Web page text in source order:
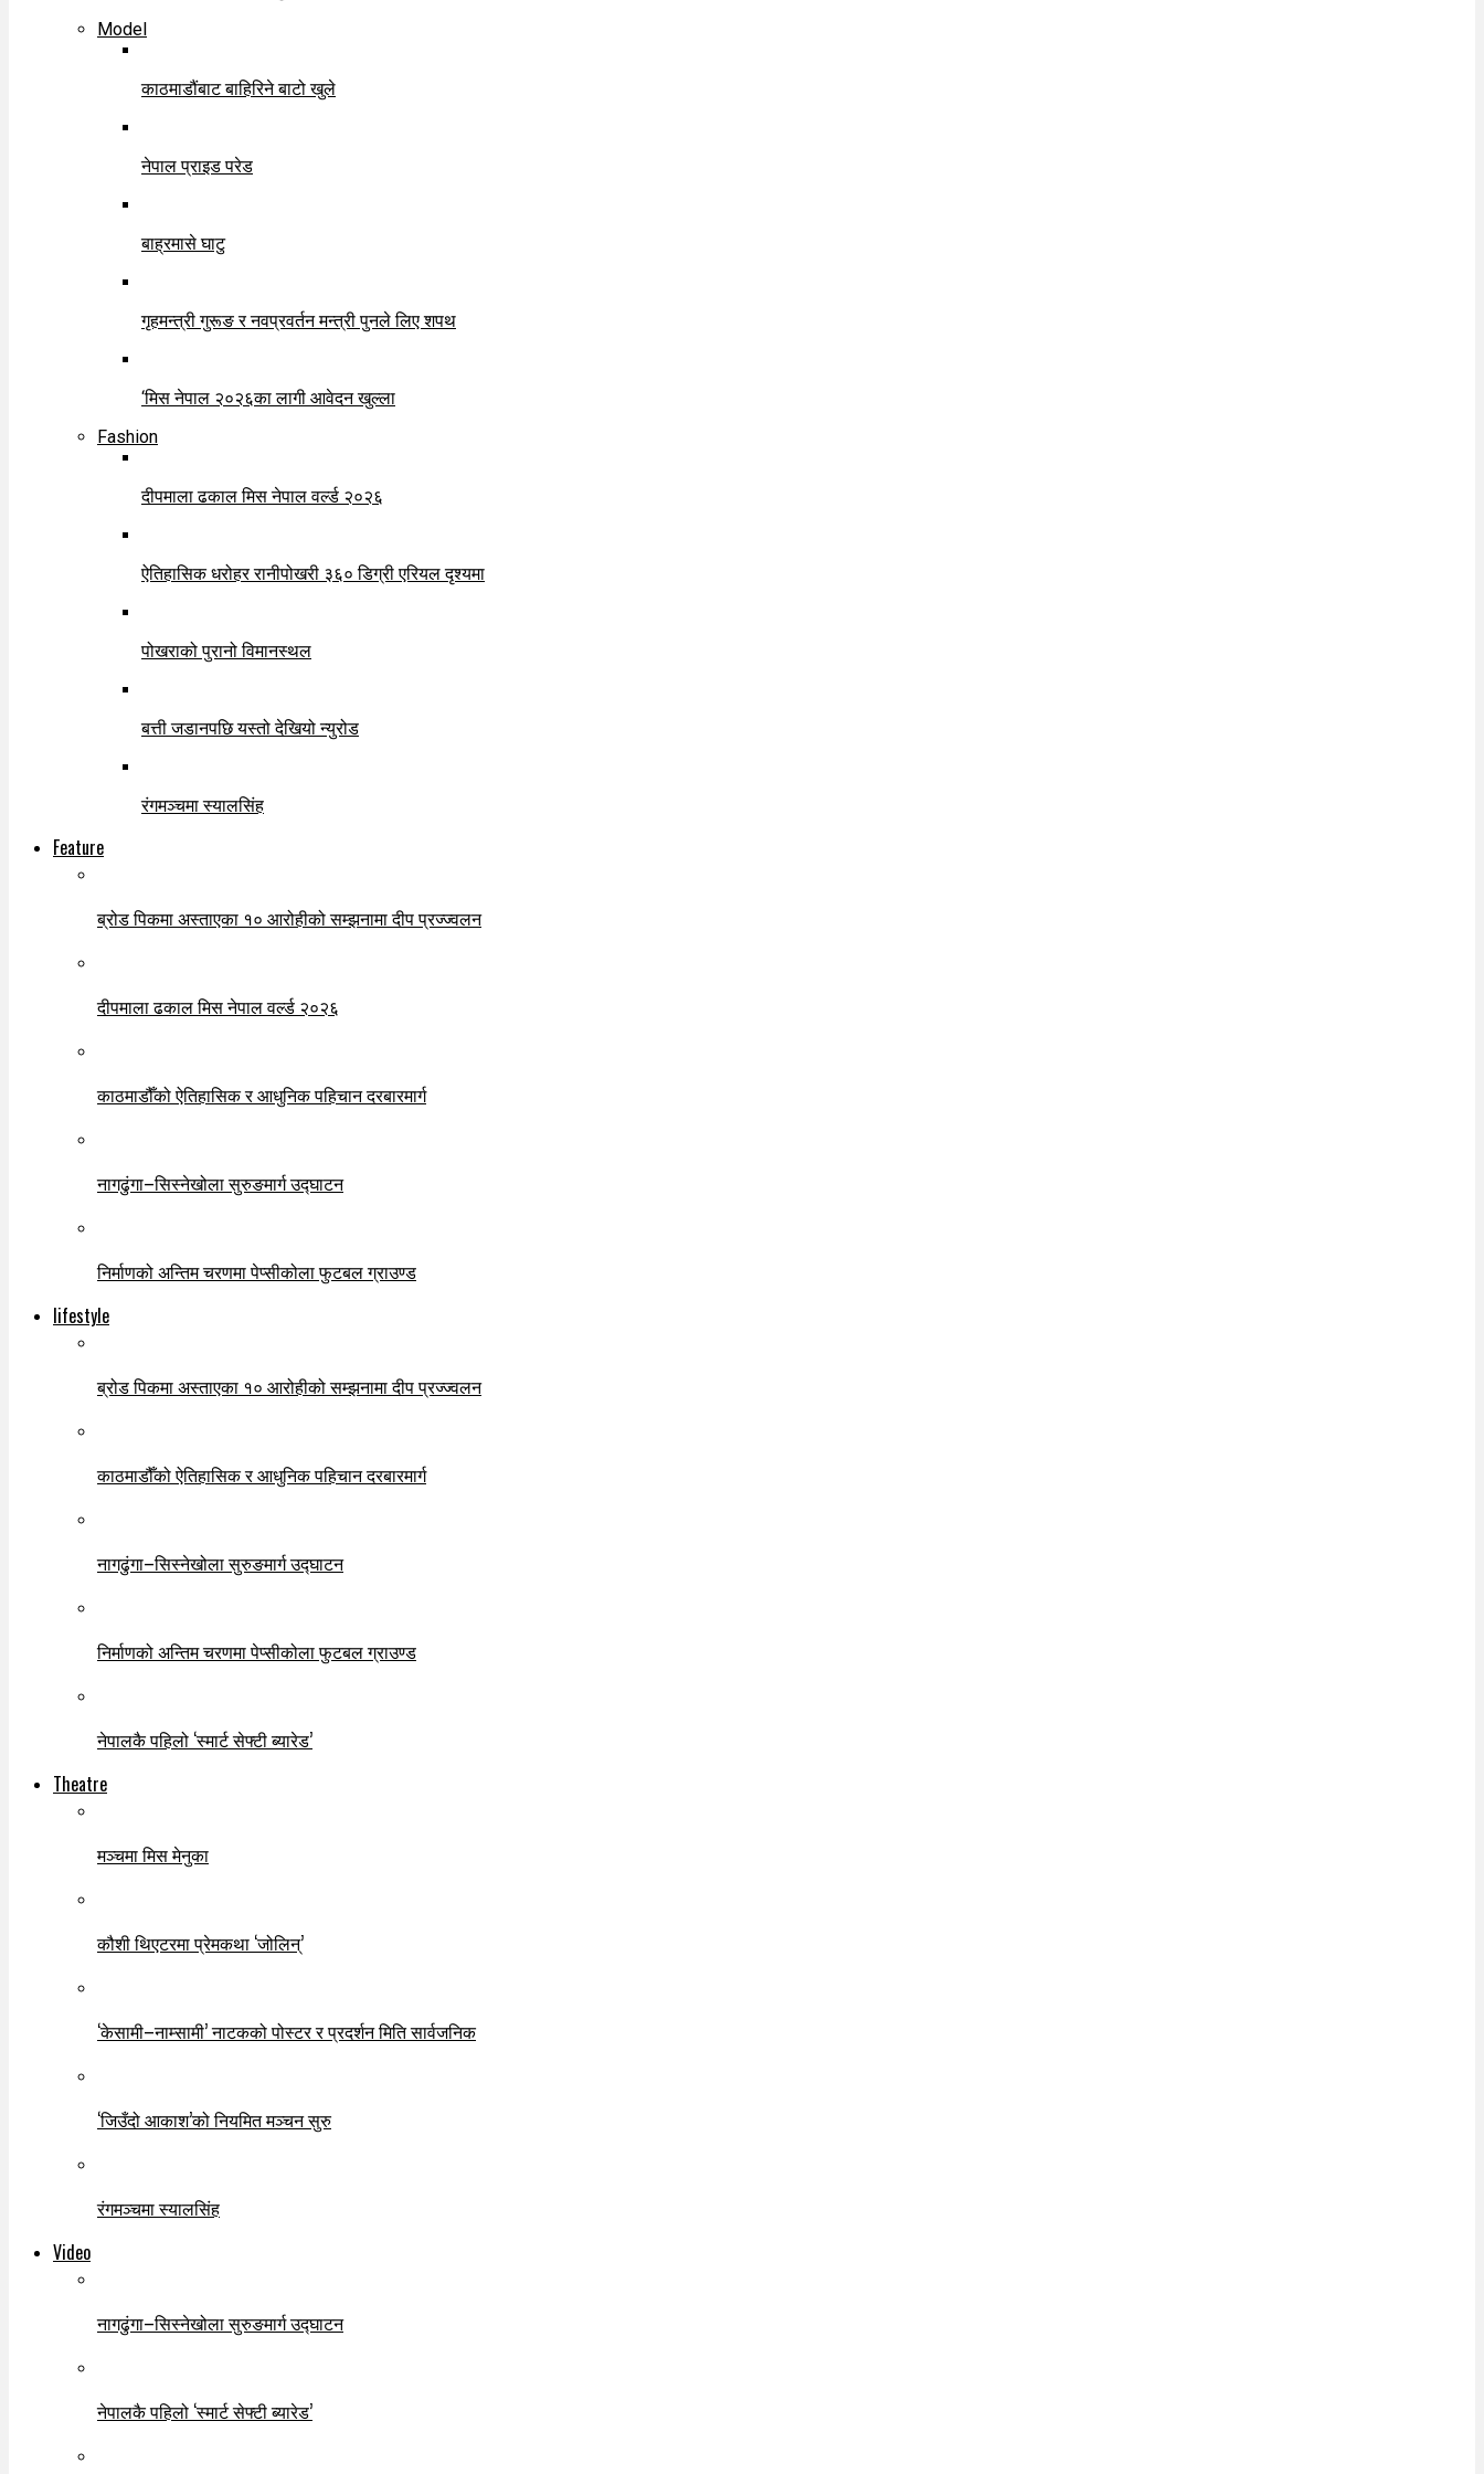
Model
काठमाडौंबाट बाहिरिने बाटो खुले
नेपाल प्राइड परेड
बाह्रमासे घाटु
गृहमन्त्री गुरूङ र नवप्रवर्तन मन्त्री पुनले लिए शपथ
‘मिस नेपाल २०२६का लागी आवेदन खुल्ला
Fashion
दीपमाला ढकाल मिस नेपाल वर्ल्ड २०२६
ऐतिहासिक धरोहर रानीपोखरी ३६० डिग्री एरियल दृश्यमा
पोखराको पुरानो विमानस्थल
बत्ती जडानपछि यस्तो देखियो न्युरोड
रंगमञ्चमा स्यालसिंह
Feature
ब्रोड पिकमा अस्ताएका १० आरोहीको सम्झनामा दीप प्रज्ज्वलन
दीपमाला ढकाल मिस नेपाल वर्ल्ड २०२६
काठमाडौँको ऐतिहासिक र आधुनिक पहिचान दरबारमार्ग
नागढुंगा–सिस्नेखोला सुरुङमार्ग उद्घाटन
निर्माणको अन्तिम चरणमा पेप्सीकोला फुटबल ग्राउण्ड
lifestyle
ब्रोड पिकमा अस्ताएका १० आरोहीको सम्झनामा दीप प्रज्ज्वलन
काठमाडौँको ऐतिहासिक र आधुनिक पहिचान दरबारमार्ग
नागढुंगा–सिस्नेखोला सुरुङमार्ग उद्घाटन
निर्माणको अन्तिम चरणमा पेप्सीकोला फुटबल ग्राउण्ड
नेपालकै पहिलो ‘स्मार्ट सेफ्टी ब्यारेड’
Theatre
मञ्चमा मिस मेनुका
कौशी थिएटरमा प्रेमकथा ‘जोलिन्’
‘केसामी–नाम्सामी’ नाटकको पोस्टर र प्रदर्शन मिति सार्वजनिक
‘जिउँदो आकाश’को नियमित मञ्चन सुरु
रंगमञ्चमा स्यालसिंह
Video
नागढुंगा–सिस्नेखोला सुरुङमार्ग उद्घाटन
नेपालकै पहिलो ‘स्मार्ट सेफ्टी ब्यारेड’